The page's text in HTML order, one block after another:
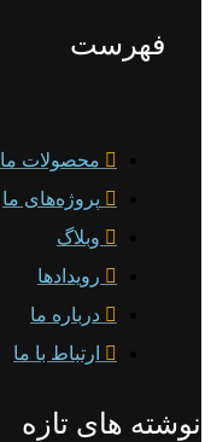
فهرست
محصولات ما
پروژه‌های ما
وبلاگ
رویدادها
درباره ما
ارتباط با ما
نوشته های تازه